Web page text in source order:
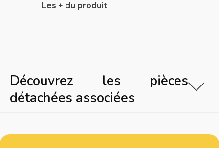
Les + du produit
Découvrez les pièces
détachées associées